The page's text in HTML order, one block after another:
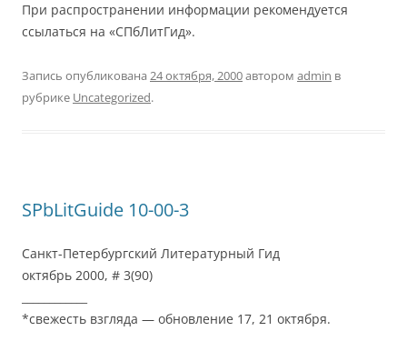
При распространении информации рекомендуется
ссылаться на «СПбЛитГид».
Запись опубликована 24 октября, 2000автором admin в
рубрике Uncategorized.
SPbLitGuide 10-00-3
Санкт-Петербургский Литературный Гид
октябрь 2000, # 3(90)
*свежесть взгляда — обновление 17, 21 октября.